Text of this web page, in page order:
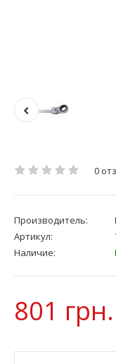
0
Производитель:
Артикул:
Наличие:
801 грн.